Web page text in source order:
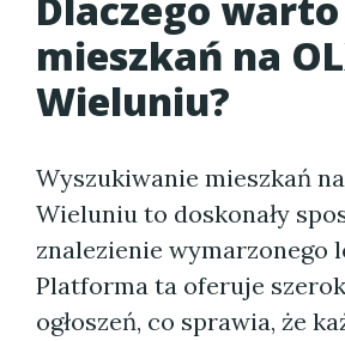
mieszkań na
Wieluniu?
Wyszukiwanie mieszkań
Wieluniu to doskonały
znalezienie wymarzonego
Platforma ta oferuje
ogłoszeń, co sprawia, że